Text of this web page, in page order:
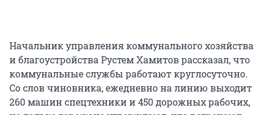
Начальник управления коммунального хозяйства
и благоустройства Рустем Хамитов рассказал, что
коммунальные службы работают круглосуточно.
Со слов чиновника, ежедневно на линию выходит
260 машин спецтехники и 450 дорожных рабочих,